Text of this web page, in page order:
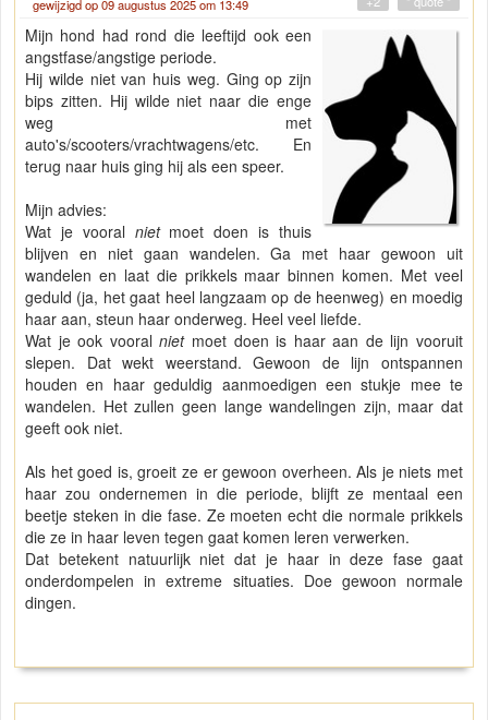
gewijzigd op 09 augustus 2025 om 13:49
Mijn hond had rond die leeftijd ook een
angstfase/angstige periode.
Hij wilde niet van huis weg. Ging op zijn
bips zitten. Hij wilde niet naar die enge
weg met
auto's/scooters/vrachtwagens/etc. En
terug naar huis ging hij als een speer.
Mijn advies:
Wat je vooral nietmoet doen is thuis
blijven en niet gaan wandelen. Ga met haar gewoon uit
wandelen en laat die prikkels maar binnen komen. Met veel
geduld (ja, het gaat heel langzaam op de heenweg) en moedig
haar aan, steun haar onderweg. Heel veel liefde.
Wat je ook vooralnietmoet doen is haar aan de lijn vooruit
slepen. Dat wekt weerstand. Gewoon de lijn ontspannen
houden en haar geduldig aanmoedigen een stukje mee te
wandelen. Het zullen geen lange wandelingen zijn, maar dat
geeft ook niet.
Als het goed is, groeit ze er gewoon overheen. Als je niets met
haar zou ondernemen in die periode, blijft ze mentaal een
beetje steken in die fase. Ze moeten echt die normale prikkels
die ze in haar leven tegen gaat komen leren verwerken.
Dat betekent natuurlijk niet dat je haar in deze fase gaat
onderdompelen in extreme situaties. Doe gewoon normale
dingen.